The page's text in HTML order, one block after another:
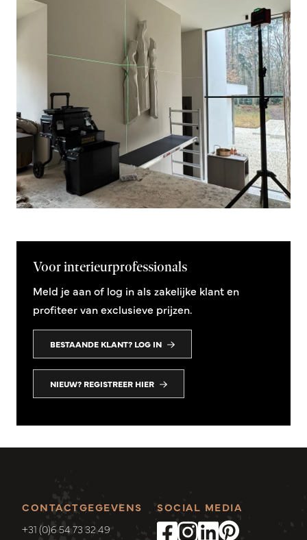
Voor interieurprofessionals
Meld je aan of log in als zakelijke klant en
profiteer van exclusieve prijzen.
BESTAANDE KLANT? LOG IN
NIEUW? REGISTREER HIER
CONTACTGEGEVENS
+31 (0)6 54 73 32 49
SOCIAL MEDIA